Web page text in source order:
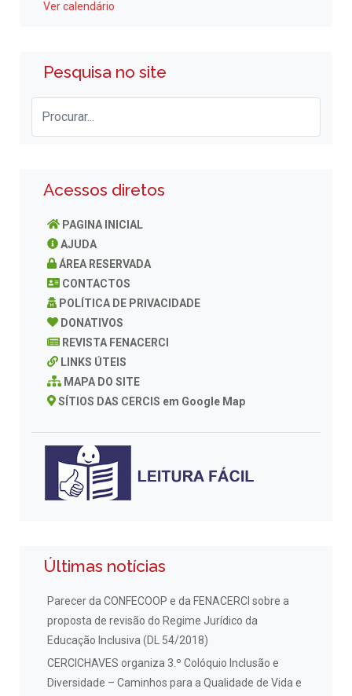
Ver calendário
Pesquisa no site
Acessos diretos
PAGINA INICIAL
AJUDA
ÁREA RESERVADA
CONTACTOS
POLÍTICA DE PRIVACIDADE
DONATIVOS
REVISTA FENACERCI
LINKS ÚTEIS
MAPA DO SITE
SÍTIOS DAS CERCIS em Google Map
Últimas notícias
Parecer da CONFECOOP e da FENACERCI sobre a
proposta de revisão do Regime Jurídico da
Educação Inclusiva (DL 54/2018)
CERCICHAVES organiza 3.º Colóquio Inclusão e
Diversidade – Caminhos para a Qualidade de Vida e